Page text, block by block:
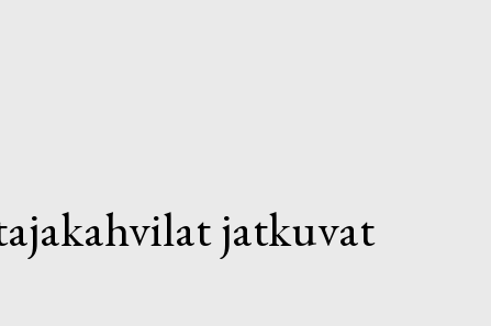
jatkuvat